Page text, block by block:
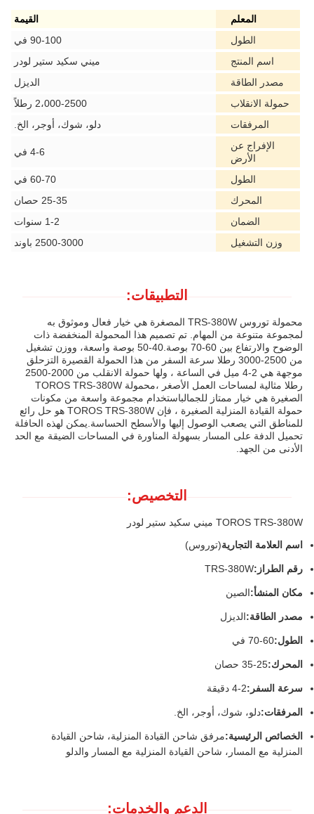
المعلم
القيمة
الطول
90-100 في
اسم المنتج
ميني سكيد ستير لودر
مصدر الطاقة
الديزل
حمولة الانقلاب
2،000-2500 رطلاً
المرفقات
دلو، شوك، أوجر، الخ.
الإفراج عن
الأرض
4-6 في
الطول
60-70 في
المحرك
25-35 حصان
الضمان
1-2 سنوات
وزن التشغيل
2500-3000 باوند
التطبيقات:
محمولة توروس TRS-380W المصغرة هي خيار فعال وموثوق به
لمجموعة متنوعة من المهام. تم تصميم هذا المحمولة المنخفضة ذات
الوضوح والارتفاع بين 60-70 بوصة.40-50 بوصة واسعة، ووزن تشغيل
من 2500-3000 رطلا سرعة السفر من هذا الحمولة القصيرة التزحلق
موجهة هي 2-4 ميل في الساعة ، ولها حمولة الانقلب من 2000-2500
رطلا مثالية لمساحات العمل الأصغر ،محمولة TOROS TRS-380W
الصغيرة هي خيار ممتاز للجمالباستخدام مجموعة واسعة من مكونات
حمولة القيادة المنزلية الصغيرة ، فإن TOROS TRS-380W هو حل رائع
للمناطق التي يصعب الوصول إليها والأسطح الحساسة.يمكن لهذه الحافلة
تحميل الدفة على المسار بسهولة المناورة في المساحات الضيقة مع الحد
الأدنى من الجهد.
التخصيص:
TOROS TRS-380W ميني سكيد ستير لودر
اسم العلامة التجارية(توروس)
رقم الطراز: TRS-380W
مكان المنشأ:الصين
مصدر الطاقة:الديزل
الطول:60-70 في
المحرك:25-35 حصان
سرعة السفر: 2-4 دقيقة
المرفقات:دلو، شوك، أوجر، الخ.
الخصائص الرئيسية:مرفق شاحن القيادة المنزلية، شاحن القيادة
المنزلية مع المسار، شاحن القيادة المنزلية مع المسار والدلو
الدعم والخدمات: